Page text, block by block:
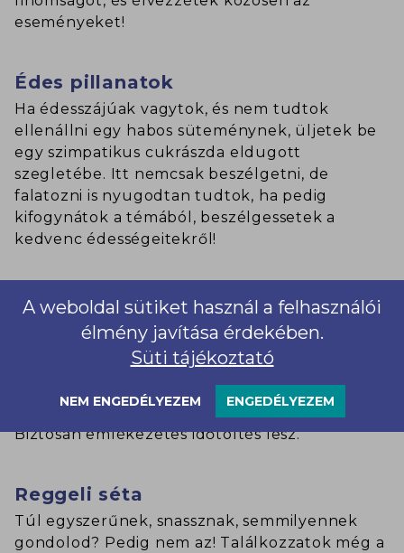
eseményeket!
Édes pillanatok
Ha édesszájúak vagytok, és nem tudtok
ellenállni egy habos süteménynek, üljetek be
egy szimpatikus cukrászda eldugott
szegletébe. Itt nemcsak beszélgetni, de
falatozni is nyugodtan tudtok, ha pedig
kifogynátok a témából, beszélgessetek a
kedvenc édességeitekről!
Játékra fel!
Tudsz bowlingozni? És a randi társad? Ha igen
azért, ha nem azért lehet jó választás egy ilyen
helyszín és program. Foglaljatok le 1-2 órára
egy pályát, és kápráztassátok el egymást, vagy
Biztosan emlékezetes időtöltés lesz.
Reggeli séta
Túl egyszerűnek, snassznak, semmilyennek
gondolod? Pedig nem az! Találkozzatok még a
A weboldal sütiket használ a felhasználói
élmény javítása érdekében.
Süti tájékoztató
NEM ENGEDÉLYEZEM ENGEDÉLYEZEM